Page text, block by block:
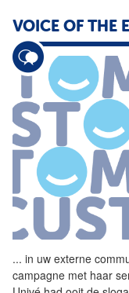
VOICE OF THE
... in uw externe
campagne met haar